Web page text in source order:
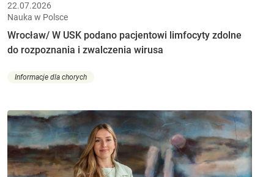
22.07.2026
Nauka w Polsce
Wrocław/ W USK podano pacjentowi limfocyty zdolne
do rozpoznania i zwalczenia wirusa
Informacje dla chorych